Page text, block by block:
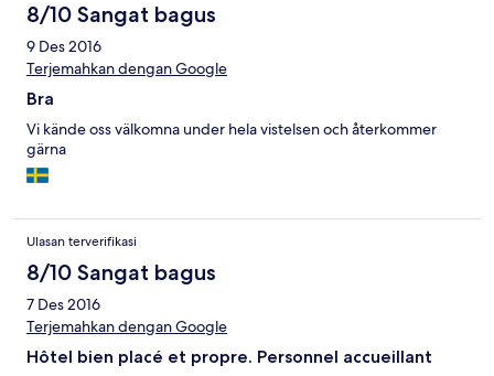
8/10 Sangat bagus
9 Des 2016
Terjemahkan dengan Google
Bra
Vi kände oss välkomna under hela vistelsen och återkommer
gärna
Ulasan terverifikasi
8/10 Sangat bagus
7 Des 2016
Terjemahkan dengan Google
Hôtel bien placé et propre. Personnel accueillant